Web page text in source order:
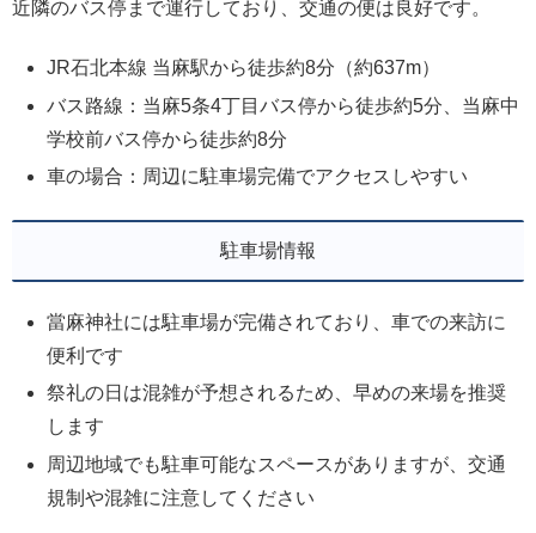
近隣のバス停まで運行しており、交通の便は良好です。
JR石北本線 当麻駅から徒歩約8分（約637m）
バス路線：当麻5条4丁目バス停から徒歩約5分、当麻中
学校前バス停から徒歩約8分
車の場合：周辺に駐車場完備でアクセスしやすい
駐車場情報
當麻神社には駐車場が完備されており、車での来訪に
便利です
祭礼の日は混雑が予想されるため、早めの来場を推奨
します
周辺地域でも駐車可能なスペースがありますが、交通
規制や混雑に注意してください